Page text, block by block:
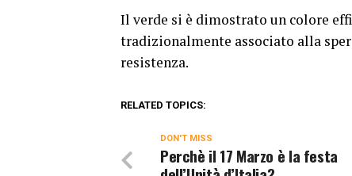
Il verde si è dimostrato un colore
tradizionalmente associato alla
resistenza.
RELATED TOPICS:
DON'T MISS
Perchè il 17 Marzo è la festa